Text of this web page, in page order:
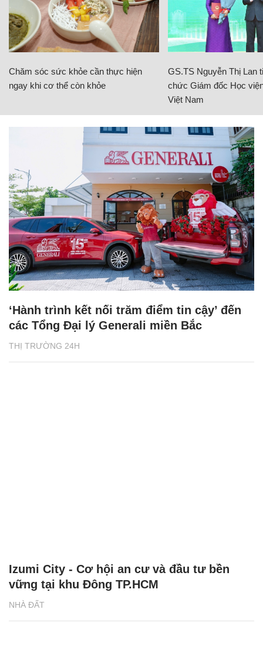
Chăm sóc sức khỏe cần thực hiện
ngay khi cơ thể còn khỏe
GS.TS Nguyễn Thị Lan
chức Giám đốc Học
Việt Nam
THỊ TRƯỜNG 24H
‘Hành trình kết nối trăm điểm tin cậy’ đến
các Tổng Đại lý Generali miền Bắc
NHÀ ĐẤT
Izumi City - Cơ hội an cư và đầu tư bền
vững tại khu Đông TP.HCM